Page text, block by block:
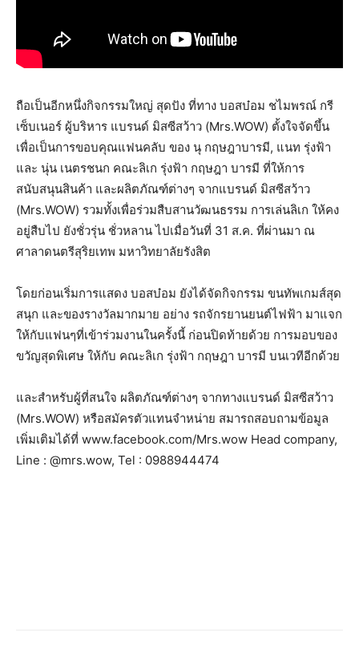
ถือเป็นอีกหนึ่งกิจกรรมใหญ่ สุดปัง ที่ทาง บอสบ๋อม ชไมพรณ์ กรี
เซ็บเนอร์ ผู้บริหาร แบรนด์ มิสซีสว้าว (Mrs.WOW) ตั้งใจจัดขึ้น
เพื่อเป็นการขอบคุณแฟนคลับ ของ นุ กฤษฎาบารมี, แนท รุ่งฟ้า
และ นุ่น เนตรชนก คณะลิเก รุ่งฟ้า กฤษฎา บารมี ที่ให้การ
สนับสนุนสินค้า และผลิตภัณฑ์ต่างๆ จากแบรนด์ มิสซีสว้าว
(Mrs.WOW) รวมทั้งเพื่อร่วมสืบสานวัฒนธรรม การเล่นลิเก ให้คง
อยู่สืบไป ยังชั่วรุ่น ชั่วหลาน ไปเมื่อวันที่ 31 ส.ค. ที่ผ่านมา ณ
ศาลาดนตรีสุริยเทพ มหาวิทยาลัยรังสิต
โดยก่อนเริ่มการแสดง บอสบ๋อม ยังได้จัดกิจกรรม ขนทัพเกมส์สุด
สนุก และของรางวัลมากมาย อย่าง รถจักรยานยนต์ไฟฟ้า มาแจก
ให้กับแฟนๆที่เข้าร่วมงานในครั้งนี้ ก่อนปิดท้ายด้วย การมอบของ
ขวัญสุดพิเศษ ให้กับ คณะลิเก รุ่งฟ้า กฤษฎา บารมี บนเวทีอีกด้วย
และสำหรับผู้ที่สนใจ ผลิตภัณฑ์ต่างๆ จากทางแบรนด์ มิสซีสว้าว
(Mrs.WOW) หรือสมัครตัวแทนจำหน่าย สมารถสอบถามข้อมูล
เพิ่มเติมได้ที่ www.facebook.com/Mrs.wow Head company,
Line : @mrs.wow, Tel : 0988944474